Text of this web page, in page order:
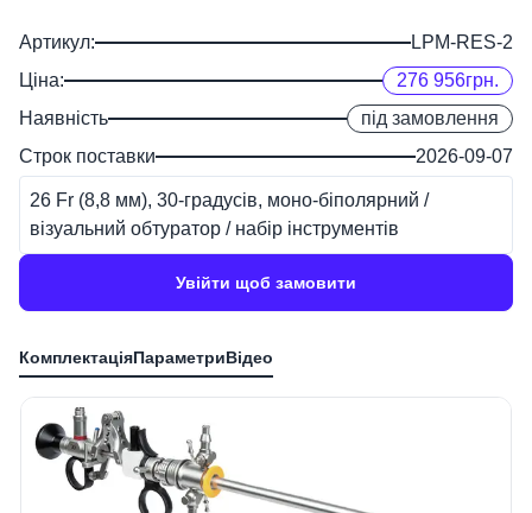
Артикул:
LPM-RES-2
Ціна:
276 956грн.
Наявність
під замовлення
Строк поставки
2026-09-07
26 Fr (8,8 мм), 30-градусів, моно-біполярний /
візуальний обтуратор / набір інструментів
Увійти щоб замовити